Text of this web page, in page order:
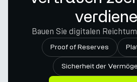
Bauen Sie digitalen
Proof of Reserves
Sicherheit der